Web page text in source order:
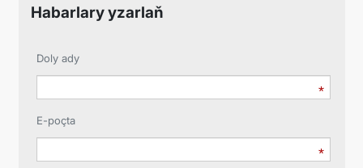
Habarlary yzarlaň
Doly ady
E-poçta